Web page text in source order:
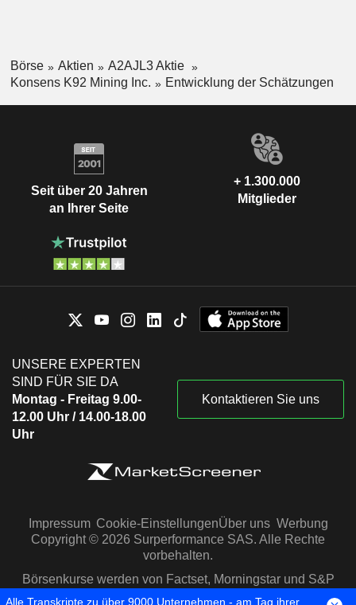
Börse Aktien
A2AJL3 Aktie
Konsens K92 Mining Inc.
Entwicklung der Schätzungen
Seit über 20 Jahren
an Ihrer Seite
+ 1.300.000
Mitglieder
UNSERE EXPERTEN
SIND FÜR SIE DA
Montag - Freitag 9.00-
12.00 Uhr / 14.00-18.00
Uhr
Kontaktieren Sie uns
Impressum Cookie-EinstellungenÜber uns Werbung
Copyright © 2026 Surperformance SAS. Alle Rechte
vorbehalten.
Börsenkurse werden von Factset, Morningstar und S&P
Capital IQ zur Verfügung gestellt
Alle Transkripte zu über 9000 Unternehmen - am Tag ihrer